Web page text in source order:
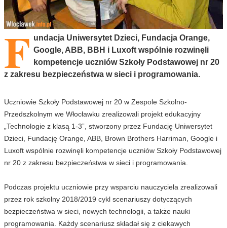
F undacja Uniwersytet Dzieci, Fundacja Orange,
Google, ABB, BBH i Luxoft wspólnie rozwinęli
kompetencje uczniów Szkoły Podstawowej nr 20
z zakresu bezpieczeństwa w sieci i programowania.
Uczniowie Szkoły Podstawowej nr 20 w Zespole Szkolno-
Przedszkolnym we Włocławku zrealizowali projekt edukacyjny
„Technologie z klasą 1-3”, stworzony przez Fundację Uniwersytet
Dzieci, Fundację Orange, ABB, Brown Brothers Harriman, Google i
Luxoft wspólnie rozwinęli kompetencje uczniów Szkoły Podstawowej
nr 20 z zakresu bezpieczeństwa w sieci i programowania.
Podczas projektu uczniowie przy wsparciu nauczyciela zrealizowali
przez rok szkolny 2018/2019 cykl scenariuszy dotyczących
bezpieczeństwa w sieci, nowych technologii, a także nauki
programowania. Każdy scenariusz składał się z ciekawych